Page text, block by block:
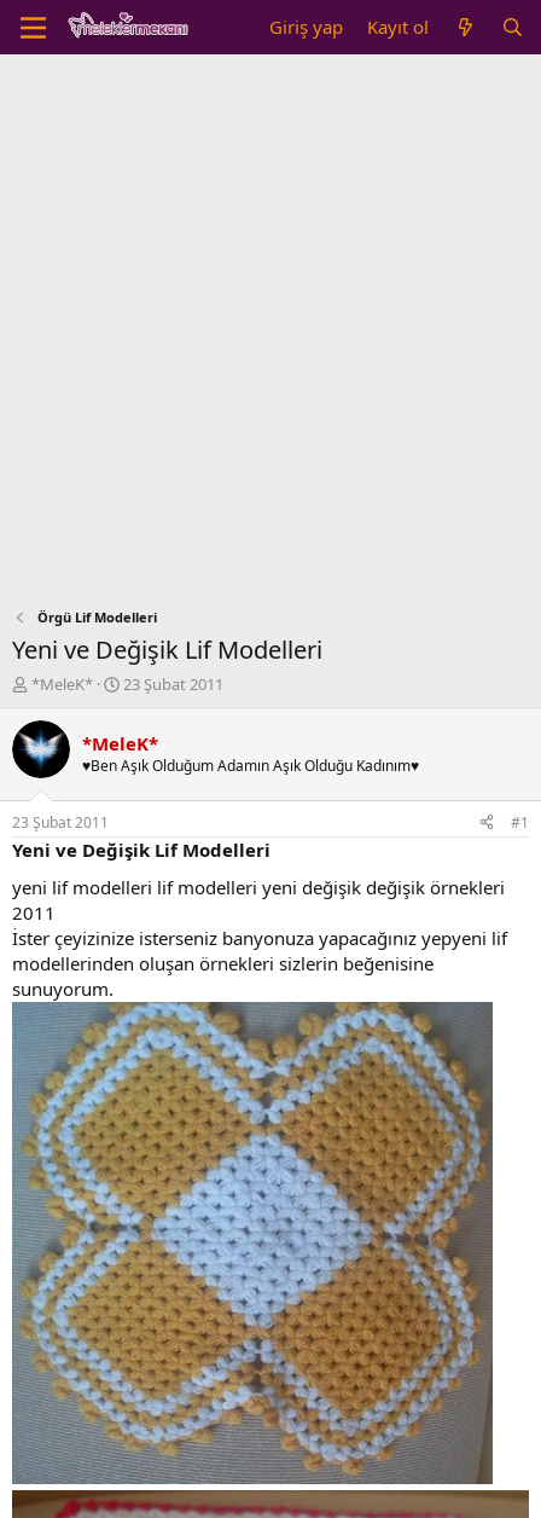
Giriş yap Kayıt ol
Örgü Lif Modelleri
Yeni ve Değişik Lif Modelleri
K
n
b
u
y
u
b
a
l
a
t
a
n
*MeleK*
B
l
a
ı
ç
t
a
i
h
23 Şubat 2011
*MeleK*
♥Ben Aşık Olduğum Adamın Aşık Olduğu Kadınım♥
23 Şubat 2011 #1
Yeni ve Değişik Lif Modelleri
yeni lif modelleri lif modelleri yeni değişik değişik örnekleri
2011
İster çeyizinize isterseniz banyonuza yapacağınız yepyeni lif
modellerinden oluşan örnekleri sizlerin beğenisine
sunuyorum.